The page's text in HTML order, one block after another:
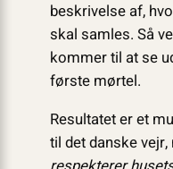
beskrivelse af,
skal samles. Så
kommer til at se
første mørtel.
Resultatet er et
til det danske